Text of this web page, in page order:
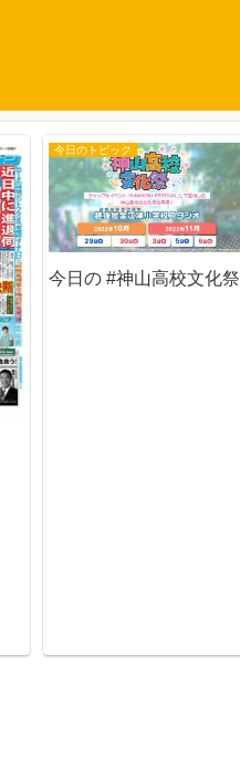
今日のトピック
今日の #神山高校文化祭